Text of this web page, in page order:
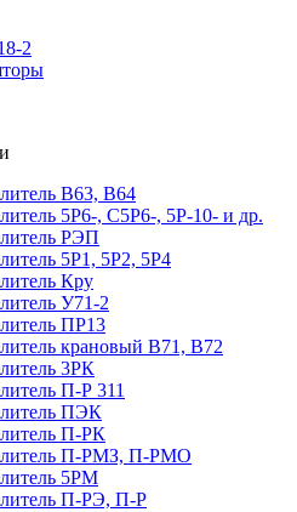
2
В63, В64
5Р6-, С5Р6-, 5Р-10- и др.
РЭП
5Р1, 5Р2, 5Р4
Кру
У71-2
ПР13
крановый В71, В72
3РК
П-Р 311
ПЭК
П-РК
П-РМЗ, П-РМО
5РМ
П-РЭ, П-Р